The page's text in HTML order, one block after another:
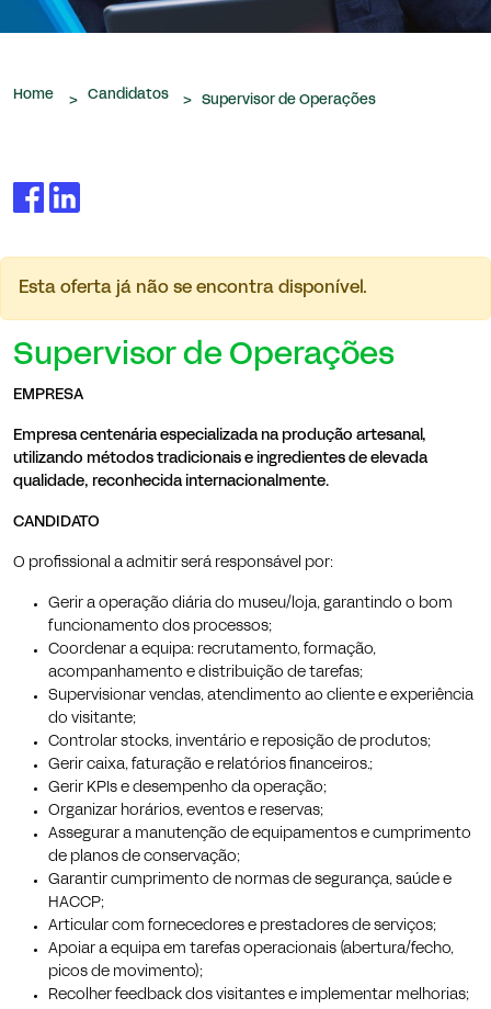
que nos são confiados.
Home > Candidatos > Supervisor de Operações
Esta oferta já não se encontra disponível.
Supervisor de Operações
EMPRESA
Empresacentenária especializada na produção artesanal,
utilizando métodos tradicionais e ingredientes de elevada
qualidade, reconhecida internacionalmente.
CANDIDATO
O profissional a admitir será responsável por:
Gerir a operação diária do museu/loja, garantindo o bom
funcionamento dos processos;
Coordenar a equipa: recrutamento, formação,
acompanhamento e distribuição de tarefas;
Supervisionar vendas, atendimento ao cliente e experiência
do visitante;
Controlar stocks, inventário e reposição de produtos;
Gerir caixa, faturação e relatórios financeiros.;
Gerir KPIs e desempenho da operação;
Organizar horários, eventos e reservas;
Assegurar a manutenção de equipamentos e cumprimento
de planos de conservação;
Garantir cumprimento de normas de segurança, saúde e
HACCP;
Articular com fornecedores e prestadores de serviços;
Apoiar a equipa em tarefas operacionais (abertura/fecho,
picos de movimento);
Recolher feedback dos visitantes e implementar melhorias;